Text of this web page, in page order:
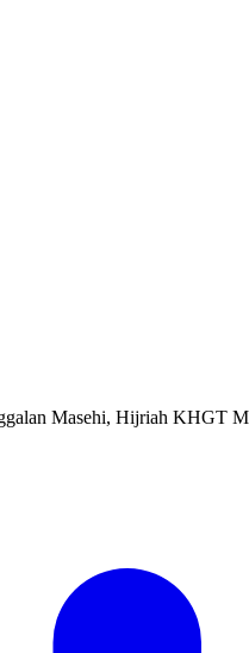
Masehi, Hijriah KHGT